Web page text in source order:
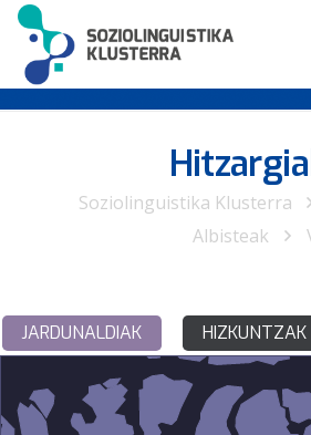
Soziolinguistika Klusterra
Albisteak
JARDUNALDIAK HIZKUNTZAK